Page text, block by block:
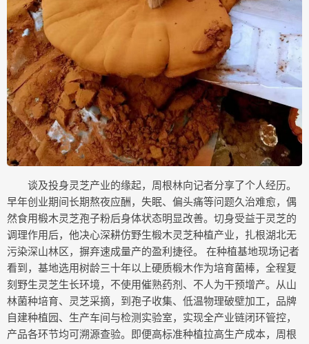
谈及投身灵芝产业的缘起，周根林向记者分享了个人经历。
早年创业期间长期熬夜应酬，失眠、偏头痛等问题久治难愈，偶
然食用椴木灵芝孢子粉后身体状态明显改善。切身受益于灵芝的
调理作用后，他决心深耕仿野生椴木灵芝种植产业，扎根湖北无
污染深山林区，摒弃速成量产的盈利捷径。 在种植基地现场记者
看到，基地选用树龄三十年以上硬质椴木作为培育菌棒，全程复
刻野生灵芝生长环境，不使用催熟药剂、不人为干预增产。从山
林菌种培育、灵芝采摘，到孢子收集、低温物理破壁加工，品牌
自建种植园、生产车间与检测实验室，实现全产业链闭环管控，
产品各环节均可溯源查验。即便高标准种植拉高生产成本，周根